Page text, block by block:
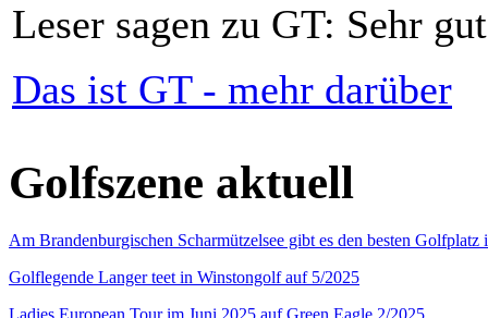
Leser sagen zu GT: Sehr
Das ist GT - mehr darüber
Golfszene aktuell
Am Brandenburgischen Scharmützelsee gibt es den besten
Golflegende Langer teet in Winstongolf auf 5/2025